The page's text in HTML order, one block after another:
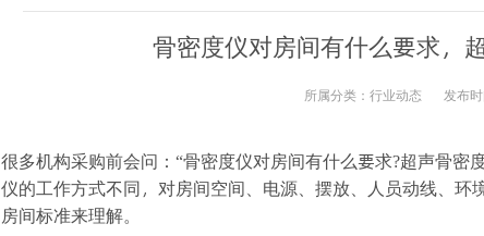
骨密度仪对房间有什么要求，
所属分类： 行业动态 发布
很多机构采购前会问：“骨密度仪对房间有什么要求?超声骨
仪的工作方式不同，对房间空间、电源、摆放、人员动线、
房间标准来理解。